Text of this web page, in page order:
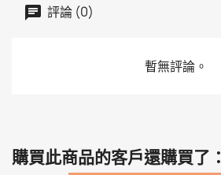
評論 (0)
暫無評論。
購買此商品的客戶還購買了：